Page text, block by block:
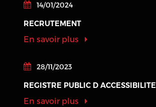
14/01/2024
RECRUTEMENT
En savoir plus
28/11/2023
REGISTRE PUBLIC D ACCESSIBILITE
En savoir plus